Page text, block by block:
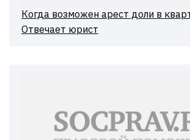
Когда возможен арест доли в
Отвечает юрист